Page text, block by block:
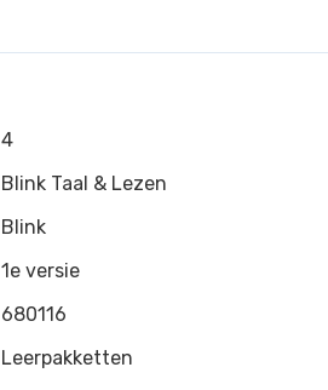
4
Blink Taal & Lezen
Blink
1e versie
680116
Leerpakketten